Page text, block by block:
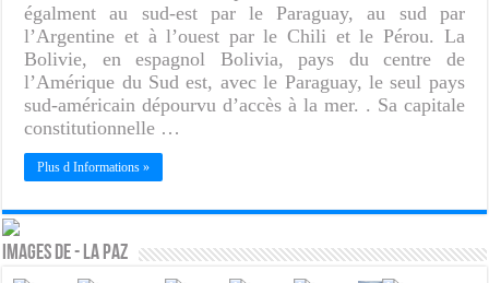
égalment au sud-est par le Paraguay, au sud par
l’Argentine et à l’ouest par le Chili et le Pérou. La
Bolivie, en espagnol Bolivia, pays du centre de
l’Amérique du Sud est, avec le Paraguay, le seul pays
sud-américain dépourvu d’accès à la mer. . Sa capitale
constitutionnelle …
Plus d Informations »
Images de - La Paz